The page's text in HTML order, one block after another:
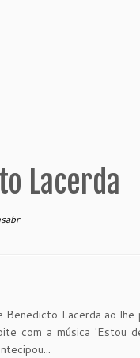
Lacerda
Lacerda ao
com a música 'Estou